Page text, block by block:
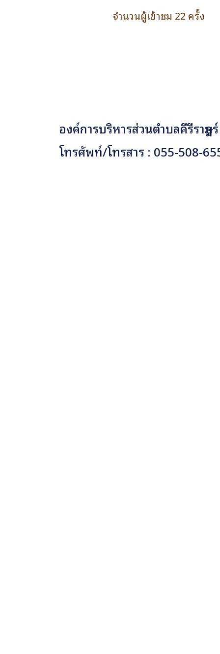
จำนวนผู้เข้าชม 22 ครั้ง
องค์การบริหารส่วนตำบลคีรีราษ
โทรศัพท์/โทรสาร : 055-508-